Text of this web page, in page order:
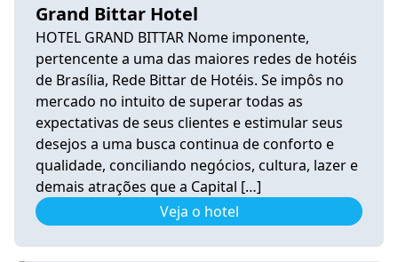
Grand Bittar Hotel
HOTEL GRAND BITTAR Nome imponente,
pertencente a uma das maiores redes de hotéis
de Brasília, Rede Bittar de Hotéis. Se impôs no
mercado no intuito de superar todas as
expectativas de seus clientes e estimular seus
desejos a uma busca continua de conforto e
qualidade, conciliando negócios, cultura, lazer e
demais atrações que a Capital […]
Veja o hotel